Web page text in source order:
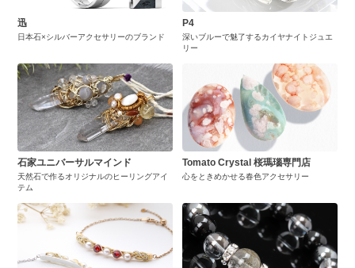
迅
日本石×シルバーアクセサリーのブランド
P4
深いブルーで魅了するカイヤナイトジュエ
リー
石家ユニバーサルマインド
天然石で作るオリジナルのヒーリングアイ
テム
Tomato Crystal 桜瑪瑙専門店
心をときめかせる春色アクセサリー